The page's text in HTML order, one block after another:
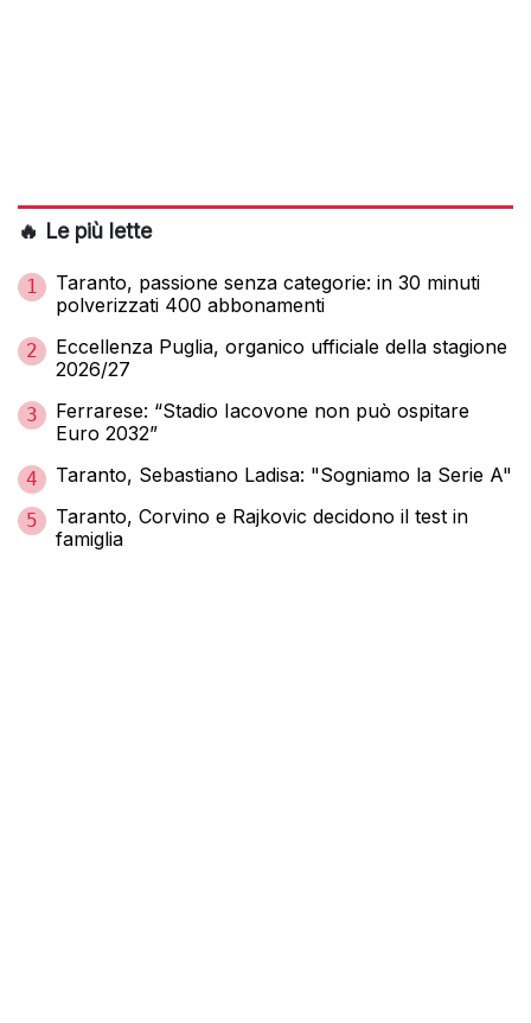
🔥 Le più lette
1
Taranto, passione senza categorie: in 30 minuti
polverizzati 400 abbonamenti
2
Eccellenza Puglia, organico ufficiale della stagione
2026/27
3
Ferrarese: “Stadio Iacovone non può ospitare
Euro 2032”
4 Taranto, Sebastiano Ladisa: "Sogniamo la Serie A"
5
Taranto, Corvino e Rajkovic decidono il test in
famiglia